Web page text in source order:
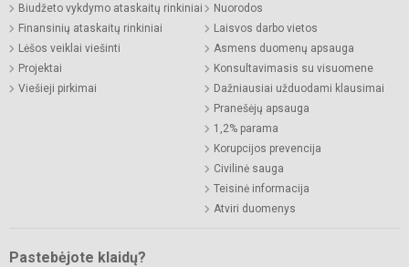
Biudžeto vykdymo ataskaitų rinkiniai
Finansinių ataskaitų rinkiniai
Lėšos veiklai viešinti
Projektai
Viešieji pirkimai
Nuorodos
Laisvos darbo vietos
Asmens duomenų apsauga
Konsultavimasis su visuomene
Dažniausiai užduodami klausimai
Pranešėjų apsauga
1,2% parama
Korupcijos prevencija
Civilinė sauga
Teisinė informacija
Atviri duomenys
Pastebėjote klaidų?